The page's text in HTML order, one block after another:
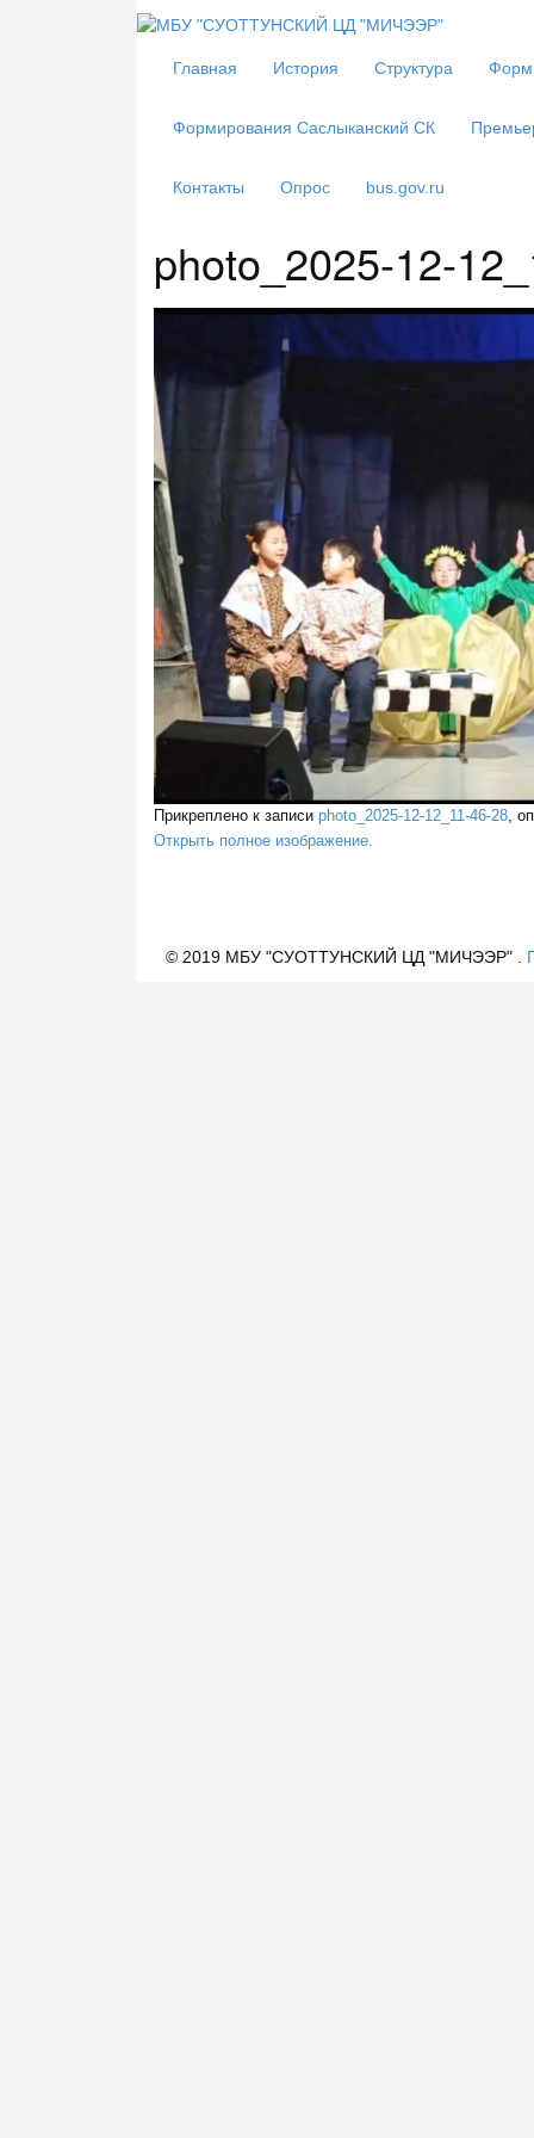
Главная История Структура
Формирования Саслыканский СК
Контакты Опрос bus.gov.ru
photo_2025-12-
Прикреплено к записи photo_2025-12-12_11-46-28,
Открыть полное изображение.
© 2019 МБУ "СУОТТУНСКИЙ ЦД "МИЧЭЭР" .